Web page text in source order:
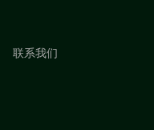
联系我们